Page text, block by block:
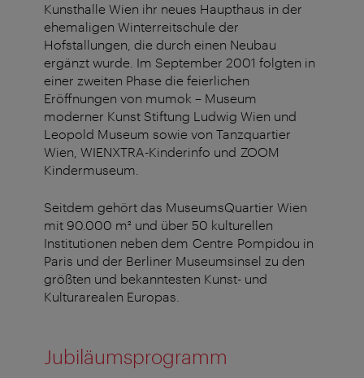
Kunsthalle Wien ihr neues Haupthaus in der
ehemaligen Winterreitschule der
Hofstallungen, die durch einen Neubau
ergänzt wurde. Im September 2001 folgten in
einer zweiten Phase die feierlichen
Eröffnungen von mumok – Museum
moderner Kunst Stiftung Ludwig Wien und
Leopold Museum sowie von Tanzquartier
Wien, WIENXTRA-Kinderinfo und ZOOM
Kindermuseum.
Seitdem gehört das MuseumsQuartier Wien
mit 90.000 m² und über 50 kulturellen
Institutionen neben dem Centre Pompidou in
Paris und der Berliner Museumsinsel zu den
größten und bekanntesten Kunst- und
Kulturarealen Europas.
Jubiläumsprogramm